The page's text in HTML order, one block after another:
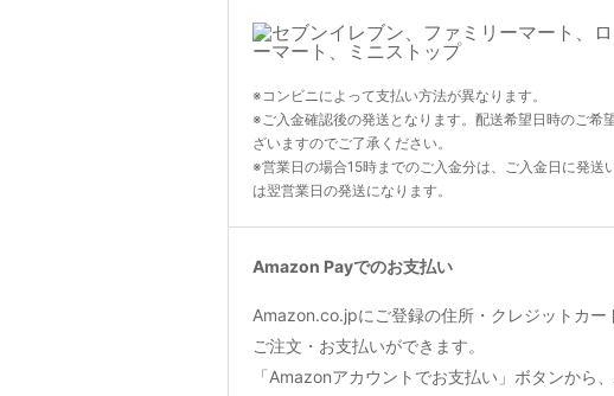
※コンビニによって支払い方法が異なります。
※ご入金確認後の発送となります。配送希望日時のご希
ざいますのでご了承ください。
※営業日の場合15時までのご入金分は、ご入金日に発送
は翌営業日の発送になります。
Amazon Payでのお支払い
Amazon.co.jpにご登録の住所・クレジットカー
ご注文・お支払いができます。
「Amazonアカウントでお支払い」ボタンから